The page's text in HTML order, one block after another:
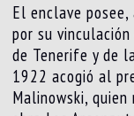
El enclave
por su
de Tenerife y de
1922 acogió al
Malinowski,